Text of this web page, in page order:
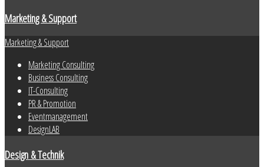
Marketing & Support
Marketing & Support
Marketing Consulting
Business Consulting
IT-Consulting
PR & Promotion
Eventmanagement
DesignLAB
Design & Technik